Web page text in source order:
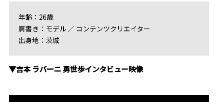
年齢：26歳
肩書き：モデル ／ コンテンツクリエイター
出身地：茨城
▼吉本 ラバーニ 勇世歩インタビュー映像